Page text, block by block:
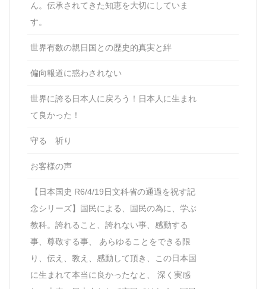
ん。伝承されてきた知恵を大切にしていま
す。
世界有数の親日国との歴史的真実と絆
偏向報道に惑わされない
世界に誇る日本人に戻ろう！日本人に生まれ
て良かった！
守る 祈り
お客様の声
【日本国史 R6/4/19日文科省の通過を祝す記
念シリーズ】国民による、国民の為に、学ぶ
教科。誇れること、誇れない事、感動する
事、尊敬する事、 あらゆることをできる限
り、伝え、教え、感動して頂き、この日本国
に生まれて本当に良かったなと、 深く実感